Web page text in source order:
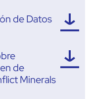
de Datos
de
Minerals